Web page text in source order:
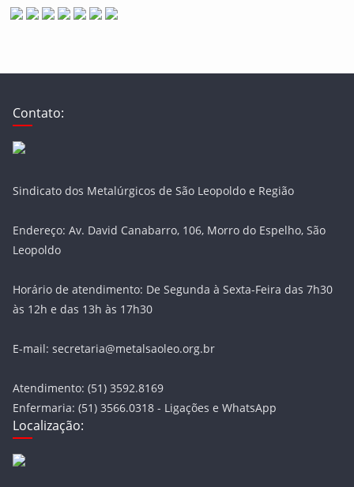
Contato:
Sindicato dos Metalúrgicos de São Leopoldo e Região
Endereço: Av. David Canabarro, 106, Morro do Espelho, São
Leopoldo
Horário de atendimento: De Segunda à Sexta-Feira das 7h30
às 12h e das 13h às 17h30
E-mail: secretaria@metalsaoleo.org.br
Atendimento: (51) 3592.8169
Enfermaria: (51) 3566.0318 - Ligações e WhatsApp
Localização: